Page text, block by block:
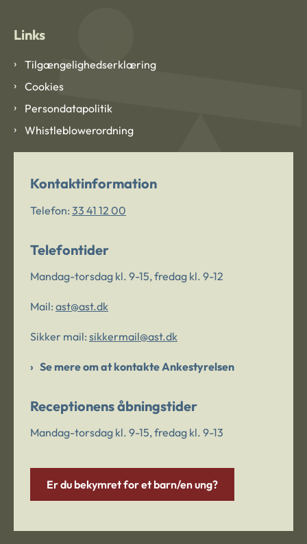
Links
Tilgængelighedserklæring
Cookies
Persondatapolitik
Whistleblowerordning
Kontaktinformation
Telefon: 33 41 12 00
Telefontider
Mandag-torsdag kl. 9-15, fredag kl. 9-12
Mail: ast@ast.dk
Sikker mail: sikkermail@ast.dk
Se mere om at kontakte Ankestyrelsen
Receptionens åbningstider
Mandag-torsdag kl. 9-15, fredag kl. 9-13
Er du bekymret for et barn/en ung?